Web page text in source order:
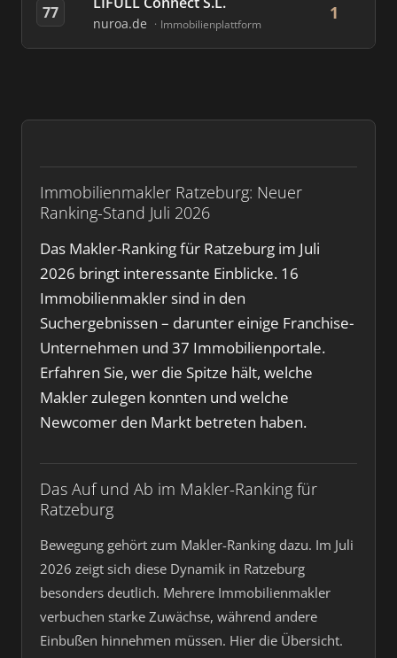
Immobilienmakler Ratzeburg: Neuer
Ranking-Stand Juli 2026
Das Makler-Ranking für Ratzeburg im Juli
2026 bringt interessante Einblicke. 16
Immobilienmakler sind in den
Suchergebnissen – darunter einige Franchise-
Unternehmen und 37 Immobilienportale.
Erfahren Sie, wer die Spitze hält, welche
Makler zulegen konnten und welche
Newcomer den Markt betreten haben.
Das Auf und Ab im Makler-Ranking für
Ratzeburg
Bewegung gehört zum Makler-Ranking dazu. Im Juli
2026 zeigt sich diese Dynamik in Ratzeburg
besonders deutlich. Mehrere Immobilienmakler
verbuchen starke Zuwächse, während andere
Einbußen hinnehmen müssen. Hier die Übersicht.
77
nuroa.de Immobilienplattform
1